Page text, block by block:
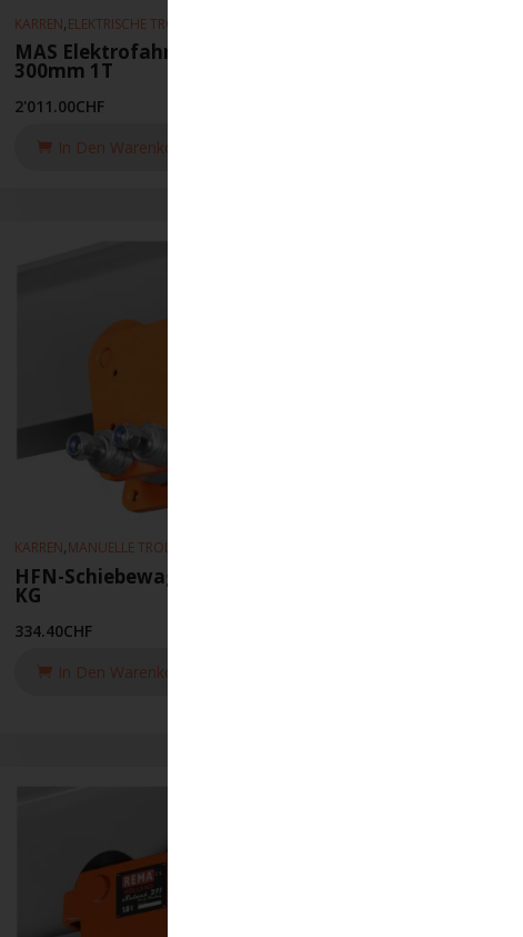
KARREN,ELEKTRISCHE TROLLEYS
MAS Elektrofahrwerk 10m-min 75-
300mm 1T
2'011.00CHF
In Den Warenkorb Legen
KARREN,MANUELLE TROLLEYS
HFN-Schiebewagen 50-300 mm 500
KG
334.40CHF
In Den Warenkorb Legen